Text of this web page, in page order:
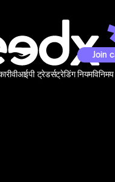
Join
वीआईपी ट्रेडर्सट्रेडिंग नियम